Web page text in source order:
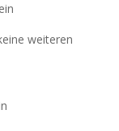
weiteren